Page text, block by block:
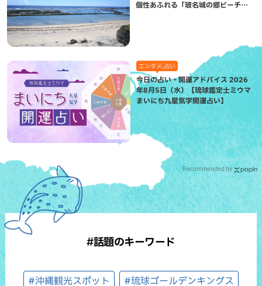
個性あふれる「玻名城の郷ビーチ」
エンタメ,占い
今日の占い・開運アドバイス 2026
年8月5日（水）【琉球鑑定士ミウマ
まいにち九星気学開運占い】
Recommended by
#話題のキーワード
#沖縄観光スポット #琉球ゴールデンキングス